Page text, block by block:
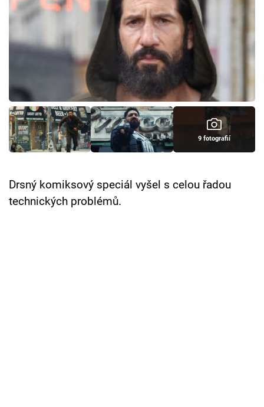
Hry
Cool Esport
TV Program
Sledujte prima+ 9 fotografií
Drsný komiksový speciál vyšel s celou řadou
technických problémů.